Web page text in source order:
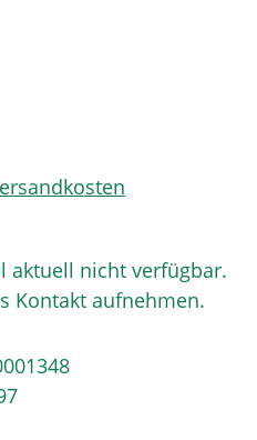
aktuell nicht verfügbar.
Kontakt aufnehmen.